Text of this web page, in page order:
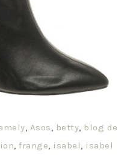
, Asos, betty, blog de
,frange, isabel, isabel